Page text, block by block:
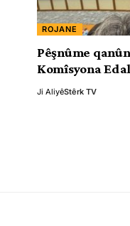
ROJANE
Pêşnûme
Komîsyona
Ji AliyêStêrk TV